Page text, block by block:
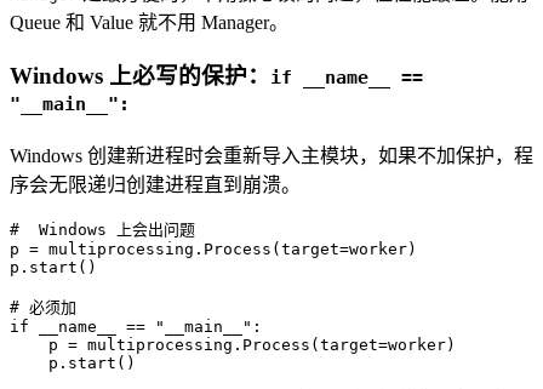
Queue 和 Value 就不用 Manager。
Windows 上必写的保护：
if __name__ ==
"__main__":
Windows 创建新进程时会重新导入主模块，如果不加保护，程
序会无限递归创建进程直到崩溃。
#  Windows 上会出问题
p = multiprocessing.Process(target=worker)
p.start()
# 必须加
if __name__ == "__main__" :
    p = multiprocessing.Process(target=worker)
    p.start()